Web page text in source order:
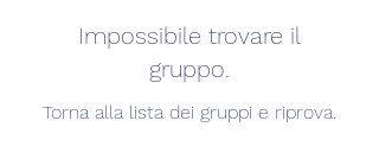
Impossibile trovare il
gruppo.
Torna alla lista dei gruppi e riprova.